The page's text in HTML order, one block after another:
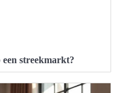
een streekmarkt?